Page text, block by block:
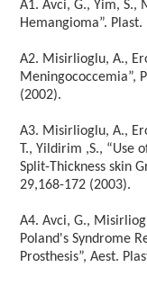
A1. Avci, G., Yim, S.,
Hemangioma”.
A2. Misirlioglu, A.,
Meningococcemia”,
(2002).
A3. Misirlioglu, A.,
T., Yildirim ,S.,
Split-Thickness skin
29,168-172 (2003).
A4. Avci, G.,
Poland's Syndrome
Prosthesis”, Aest.